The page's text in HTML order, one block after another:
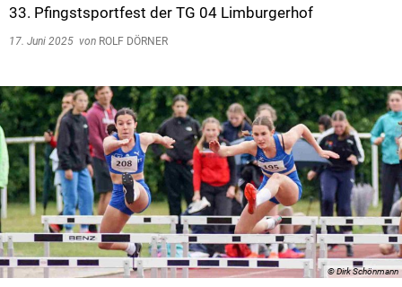
33. Pfingstsportfest der TG 04 Limburgerhof
17. Juni 2025 von ROLF DÖRNER
© Dirk Schönmann